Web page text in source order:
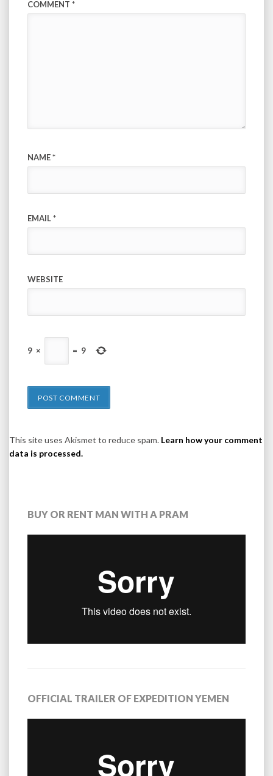
COMMENT *
NAME*
EMAIL*
WEBSITE
9 × = 9
This site uses Akismet to reduce spam. Learn how your comment
data is processed.
BUY OR RENT MAN WITH A PRAM
OFFICIAL TRAILER OF EXPEDITION YEMEN